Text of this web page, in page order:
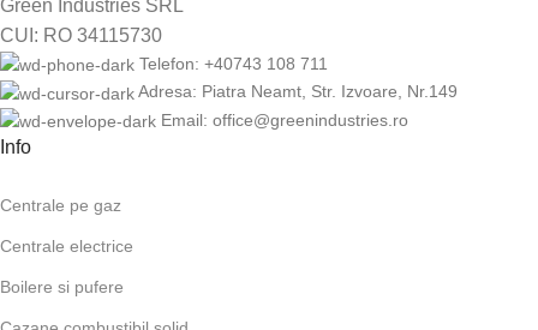
Green Industries SRL
CUI: RO 34115730
Telefon: +40743 108 711
Adresa: Piatra Neamt, Str. Izvoare, Nr.149
Email: office@greenindustries.ro
Info
Centrale pe gaz
Centrale electrice
Boilere si pufere